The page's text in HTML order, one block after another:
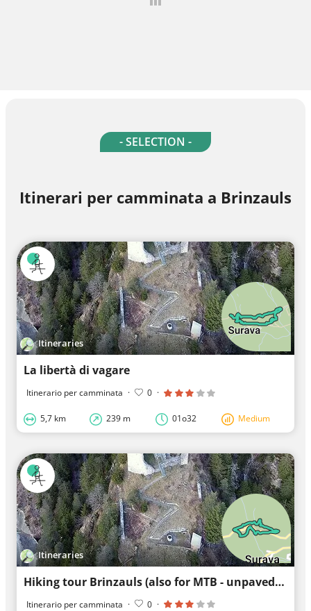
- SELECTION -
Itinerari per camminata a Brinzauls
Itineraries
La libertà di vagare
Itinerario per camminata · 0 ·
5,7 km 239 m 01o32 Medium
Itineraries
Hiking tour Brinzauls (also for MTB - unpaved!)
Itinerario per camminata · 0 ·